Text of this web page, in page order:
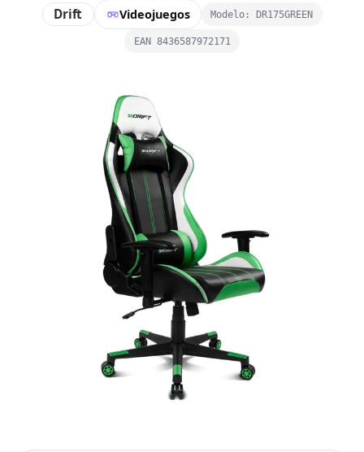
Drift Videojuegos Modelo: DR175GREEN
EAN 8436587972171